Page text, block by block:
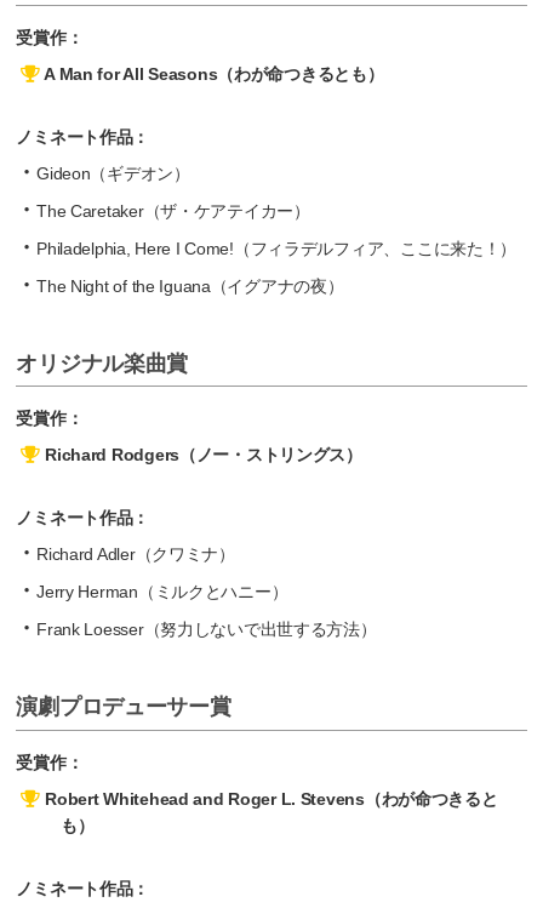
受賞作：
A Man for All Seasons（わが命つきるとも）
ノミネート作品：
Gideon（ギデオン）
The Caretaker（ザ・ケアテイカー）
Philadelphia, Here I Come!（フィラデルフィア、ここに来た！）
The Night of the Iguana（イグアナの夜）
オリジナル楽曲賞
受賞作：
Richard Rodgers（ノー・ストリングス）
ノミネート作品：
Richard Adler（クワミナ）
Jerry Herman（ミルクとハニー）
Frank Loesser（努力しないで出世する方法）
演劇プロデューサー賞
受賞作：
Robert Whitehead and Roger L. Stevens（わが命つきると
も）
ノミネート作品：